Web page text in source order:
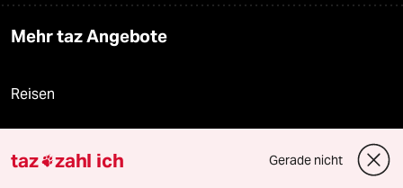
Mehr taz Angebote
Reisen
taz zahl ich Gerade nicht